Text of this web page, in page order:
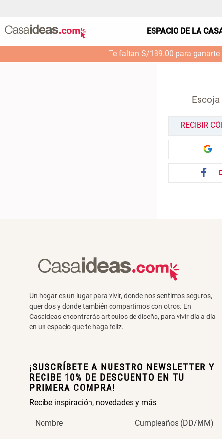
ESPACIO DE LA
Te faltan S/189.00 para ganarte
RECIBIR
Un hogar es un lugar para vivir, donde nos sentimos seguros,
queridos y donde también compartimos con otros. En
Casaideas encontrarás artículos de diseño, para vivir día a día
en un espacio que te haga feliz.
¡SUSCRÍBETE A NUESTRO NEWSLETTER Y
RECIBE 10% DE DESCUENTO EN TU
PRIMERA COMPRA!
Recibe inspiración, novedades y más
Nombre Cumpleaños (DD/MM)